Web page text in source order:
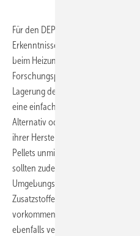
Für den DEPV standen
Erkenntnissen für die Lagerung
beim Heizungsbetreiber resultieren,
Forschungsprojektes. Im Pelletwerk
Lagerung des Rohstoffs in Form
eine einfache, geeignete
Alternativ oder ergänzend können
ihrer Herstellung abgelagert
Pellets unmittelbar nach dem
sollten zudem vor der Auslieferung
Umgebungstemperatur aufweisen.
Zusatzstoffen (Additiven) – wie
vorkommende Tannine – kann
ebenfalls verringern.